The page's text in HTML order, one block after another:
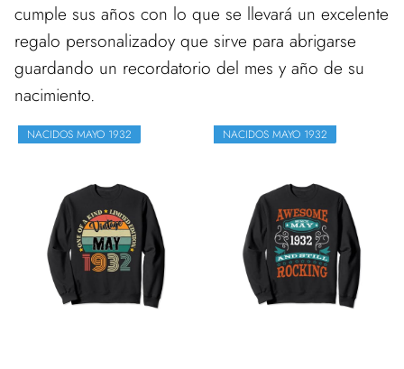
cumple sus años con lo que se llevará un excelente
regalo personalizadoy que sirve para abrigarse
guardando un recordatorio del mes y año de su
nacimiento.
NACIDOS MAYO 1932 NACIDOS MAYO 1932